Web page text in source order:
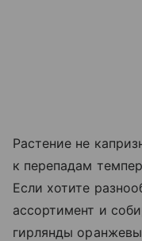
Растение не
к перепадам
Если хотите
ассортимент и
гирлянды